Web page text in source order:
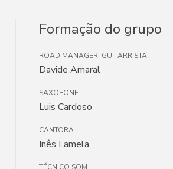
Formação do grupo
ROAD MANAGER. GUITARRISTA
Davide Amaral
SAXOFONE
Luis Cardoso
CANTORA
Inês Lamela